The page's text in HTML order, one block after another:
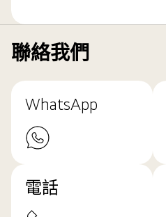
聯絡我們
WhatsApp
電話